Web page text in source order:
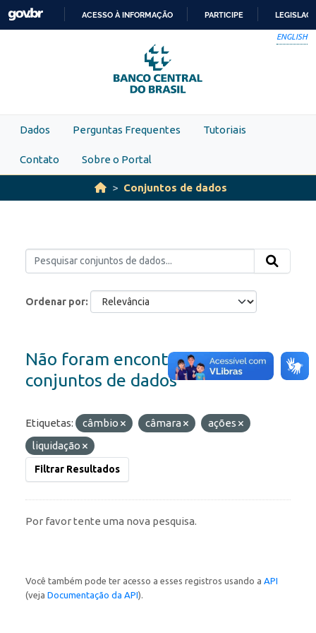
Skip to main content
PARA
O
CONTEÚDO
ACESSO À INFORMAÇÃO PARTICIPE
ENGLISH
Dados Perguntas Frequentes Tutoriais
Contato Sobre o Portal
Conjuntos de dados
Ordenar por
Não foram encontrados
conjuntos de dados
Etiquetas: câmbio câmara
ações
liquidação
Filtrar Resultados
Por favor tente uma nova pesquisa.
Você também pode ter acesso a esses registros usando a API
(veja Documentação da API).